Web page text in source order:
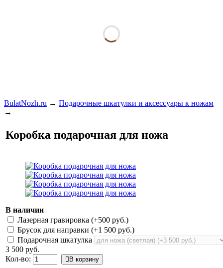
BulatNozh.ru → Подарочные шкатулки и аксессуары к ножам
→
Коробка подарочная для ножа
В наличии
Лазерная гравировка (+500 руб.)
Брусок для направки (+1 500 руб.)
Подарочная шкатулка
3 500 руб.
Кол-во:
В корзину